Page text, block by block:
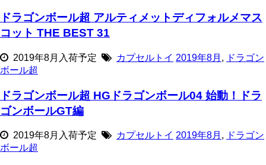
ドラゴンボール超 アルティメットディフォルメマス
コット THE BEST 31
2019年8月入荷予定 カプセルトイ 2019年8月 , ドラゴン
ボール超
ドラゴンボール超 HGドラゴンボール04 始動！ドラ
ゴンボールGT編
2019年8月入荷予定 カプセルトイ 2019年8月 , ドラゴン
ボール超